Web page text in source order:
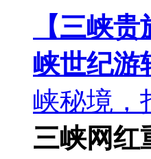
【三峡
峡世纪游
峡秘境，
三峡网红